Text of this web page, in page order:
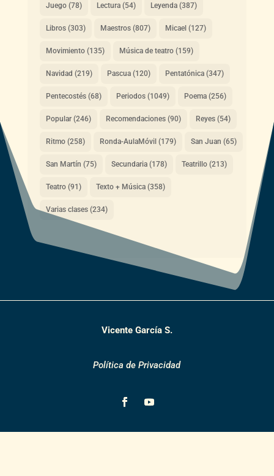
Juego(78) Lectura(54) Leyenda(387)
Libros(303) Maestros(807) Micael(127)
Movimiento(135) Música de teatro(159)
Navidad (219) Pascua(120) Pentatónica(347)
Pentecostés(68) Periodos(1049) Poema(256)
Popular(246) Recomendaciones(90) Reyes(54)
Ritmo(258) Ronda-AulaMóvil(179) San Juan (65)
San Martín (75) Secundaria(178) Teatrillo(213)
Teatro(91) Texto + Música(358)
Varias clases(234)
Vicente García S.
Política de Privacidad